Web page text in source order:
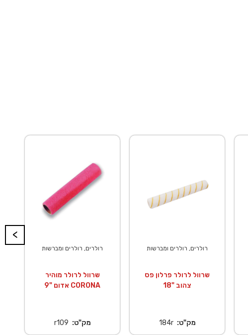
רולרים, רולרים ומברשות
שרוול לרולר פרלון פס
צהוב "18
מק"ט:184r
רולרים, רולרים ומברשות
שרוול לרולר מוהיר
אדום "9 CORONA
מק"ט: r109
<